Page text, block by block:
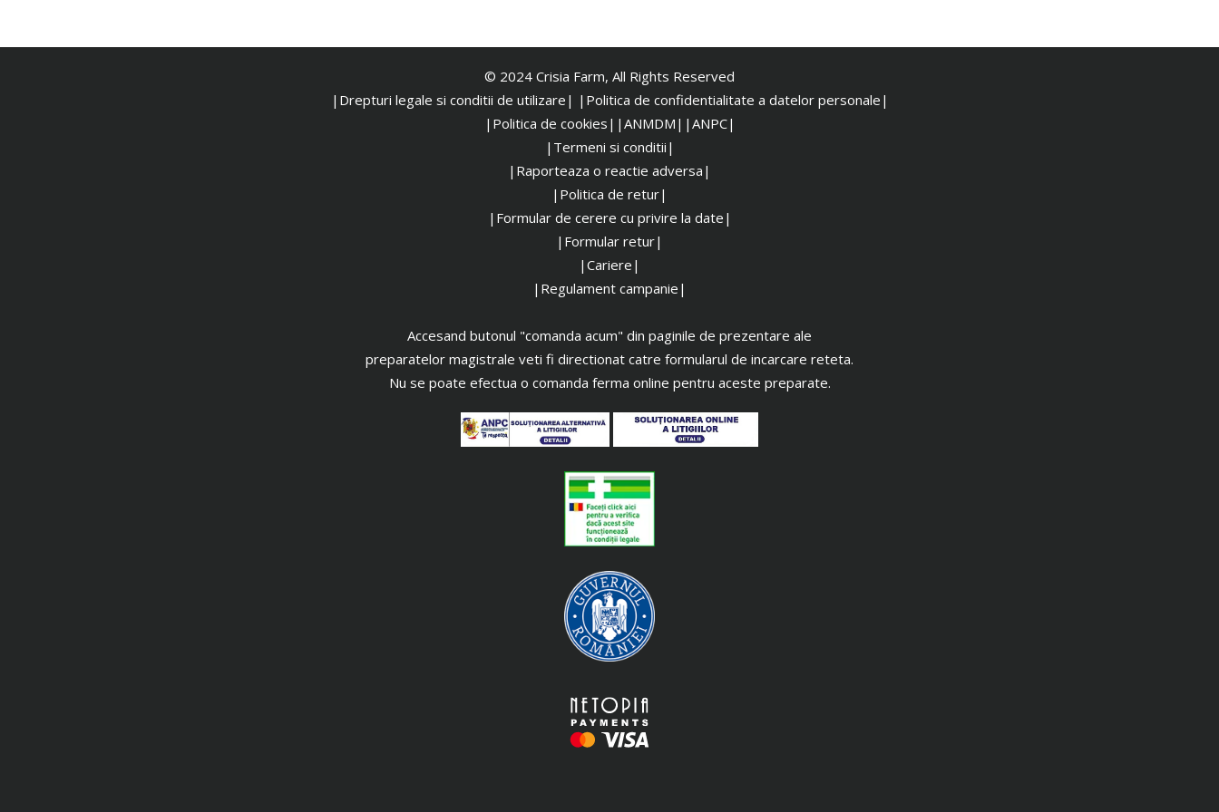
© 2024 Crisia Farm, All Rights Reserved
|Drepturi legale si conditii de utilizare| | Politica de confidentialitate a datelor personale|
|Politica de cookies| |ANMDM| |ANPC|
|Termeni si conditii|
|Raporteaza o reactie adversa|
|Politica de retur|
|Formular de cerere cu privire la date|
|Formular retur|
|Cariere|
|Regulament campanie|
Accesand butonul "comanda acum" din paginile de prezentare ale
preparatelor magistrale veti fi directionat catre formularul de incarcare reteta.
Nu se poate efectua o comanda ferma online pentru aceste preparate.